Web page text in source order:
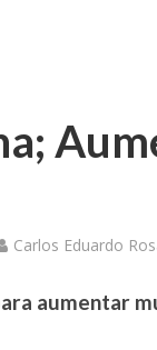
Carlos Eduardo
aumentar